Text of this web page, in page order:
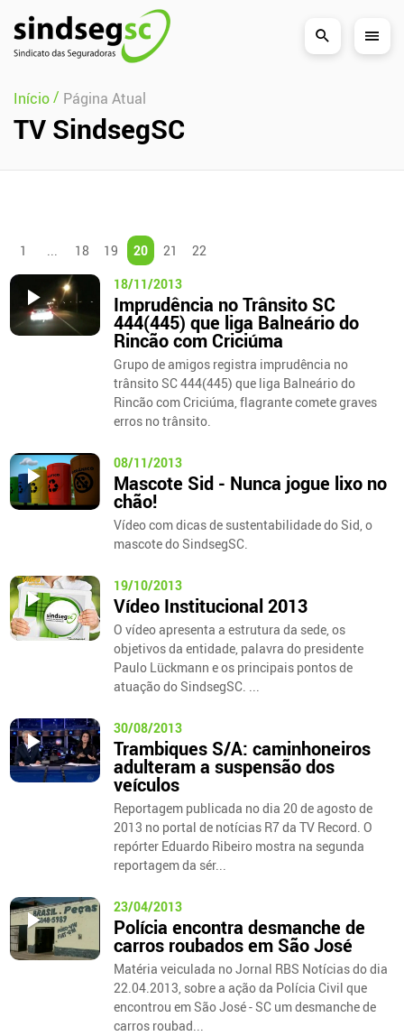
Pular Navegação (s)
Início/ Página Atual
TV SindsegSC
1 18 19 20 21
22
18/11/2013
Imprudência no Trânsito SC
444(445) que liga Balneário do
Rincão com Criciúma
Grupo de amigos registra imprudência no
trânsito SC 444(445) que liga Balneário do
Rincão com Criciúma, flagrante comete graves
erros no trânsito.
08/11/2013
Mascote Sid - Nunca jogue lixo no
chão!
Vídeo com dicas de sustentabilidade do Sid, o
mascote do SindsegSC.
19/10/2013
Vídeo Institucional 2013
O vídeo apresenta a estrutura da sede, os
objetivos da entidade, palavra do presidente
Paulo Lückmann e os principais pontos de
atuação do SindsegSC. ...
30/08/2013
Trambiques S/A: caminhoneiros
adulteram a suspensão dos
veículos
Reportagem publicada no dia 20 de agosto de
2013 no portal de notícias R7 da TV Record. O
repórter Eduardo Ribeiro mostra na segunda
reportagem da sér...
23/04/2013
Polícia encontra desmanche de
carros roubados em São José
Matéria veiculada no Jornal RBS Notícias do dia
22.04.2013, sobre a ação da Polícia Civil que
encontrou em São José - SC um desmanche de
carros roubad...